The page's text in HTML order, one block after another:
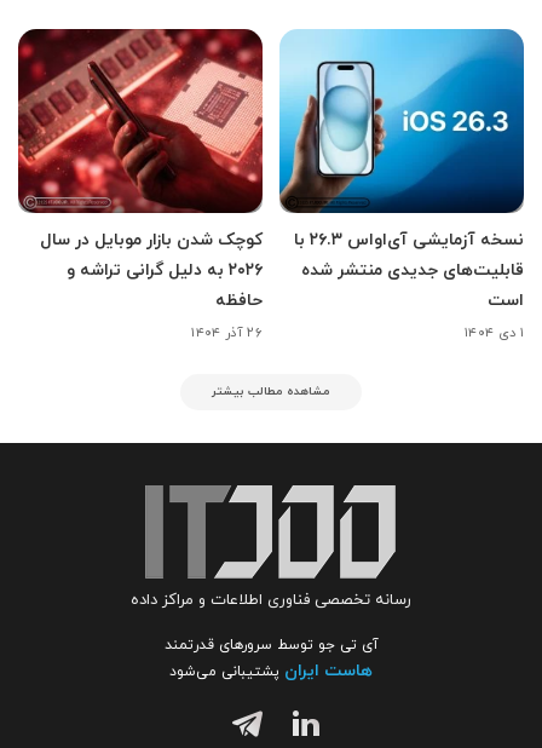
نسخه آزمایشی آی‌اواس ۲۶.۳ با
قابلیت‌های جدیدی منتشر شده
است
۱ دی ۱۴۰۴
کوچک شدن بازار موبایل در سال
۲۰۲۶ به دلیل گرانی تراشه و
حافظه
۲۶ آذر ۱۴۰۴
مشاهده مطالب بیشتر
رسانه تخصصی فناوری اطلاعات و مراکز داده
آی تی جو توسط سرورهای قدرتمند
هاست ایران پشتیبانی می‌شود